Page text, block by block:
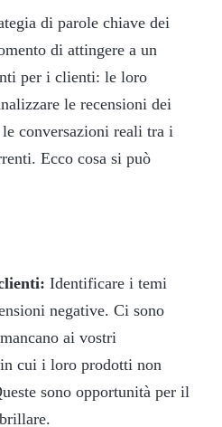
di parole chiave dei
di attingere a un
per i clienti: le loro
le recensioni dei
conversazioni reali tra i
Ecco cosa si può
Identificare i temi
negative. Ci sono
ai vostri
cui i loro prodotti non
sono opportunità per il